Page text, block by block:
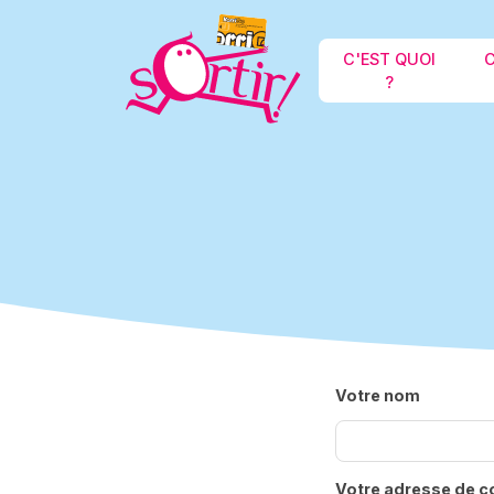
C'EST QUOI
?
Votre nom
Votre adresse de